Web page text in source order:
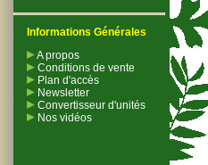
Informations Générales
A propos
Conditions de vente
Plan d'accès
Newsletter
Convertisseur d'unités
Nos vidéos